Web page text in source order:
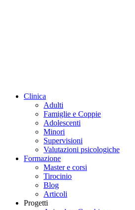
Clinica
Adulti
Famiglie e Coppie
Adolescenti
Minori
Supervisioni
Valutazioni psicologiche
Formazione
Master e corsi
Tirocinio
Blog
Articoli
Progetti